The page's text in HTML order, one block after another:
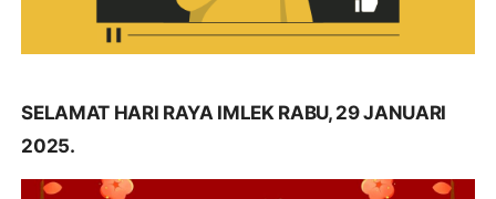
SELAMAT HARI RAYA IMLEK RABU, 29 JANUARI
2025.